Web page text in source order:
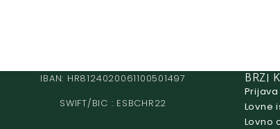
IBAN: HR8124020061100501497
SWIFT/BIC : ESBCHR22
BRZI
Lovne
Lovno